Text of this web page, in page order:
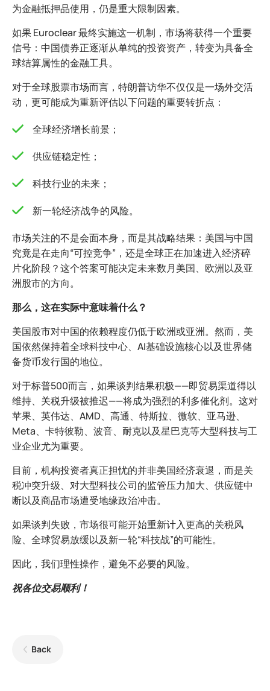
为金融抵押品使用，仍是重大限制因素。
如果 Euroclear 最终实施这一机制，市场将获得一个重要
信号：中国债券正逐渐从单纯的投资资产，转变为具备全
球结算属性的金融工具。
对于全球股票市场而言，特朗普访华不仅仅是一场外交活
动，更可能成为重新评估以下问题的重要转折点：
全球经济增长前景；
供应链稳定性；
科技行业的未来；
新一轮经济战争的风险。
市场关注的不是会面本身，而是其战略结果：美国与中国
究竟是在走向“可控竞争”，还是全球正在加速进入经济碎
片化阶段？这个答案可能决定未来数月美国、欧洲以及亚
洲股市的方向。
那么，这在实际中意味着什么？
美国股市对中国的依赖程度仍低于欧洲或亚洲。然而，美
国依然保持着全球科技中心、AI基础设施核心以及世界储
备货币发行国的地位。
对于标普500而言，如果谈判结果积极——即贸易渠道得以
维持、关税升级被推迟——将成为强烈的利多催化剂。这对
苹果、英伟达、AMD、高通、特斯拉、微软、亚马逊、
Meta、卡特彼勒、波音、耐克以及星巴克等大型科技与工
业企业尤为重要。
目前，机构投资者真正担忧的并非美国经济衰退，而是关
税冲突升级、对大型科技公司的监管压力加大、供应链中
断以及商品市场遭受地缘政治冲击。
如果谈判失败，市场很可能开始重新计入更高的关税风
险、全球贸易放缓以及新一轮“科技战”的可能性。
因此，我们理性操作，避免不必要的风险。
祝各位交易顺利！
Back